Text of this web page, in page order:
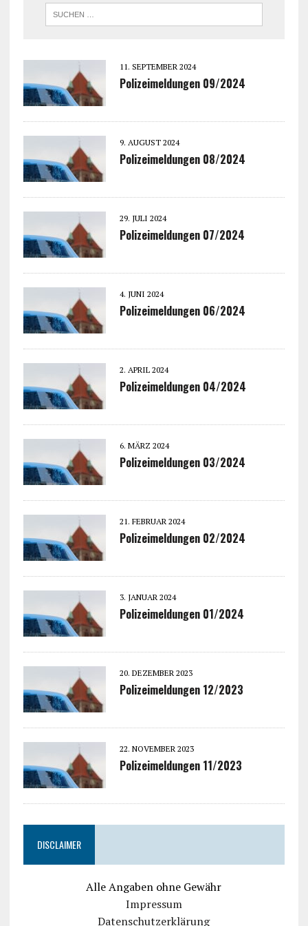
11. SEPTEMBER 2024
Polizeimeldungen 09/2024
9. AUGUST 2024
Polizeimeldungen 08/2024
29. JULI 2024
Polizeimeldungen 07/2024
4. JUNI 2024
Polizeimeldungen 06/2024
2. APRIL 2024
Polizeimeldungen 04/2024
6. MÄRZ 2024
Polizeimeldungen 03/2024
21. FEBRUAR 2024
Polizeimeldungen 02/2024
3. JANUAR 2024
Polizeimeldungen 01/2024
20. DEZEMBER 2023
Polizeimeldungen 12/2023
22. NOVEMBER 2023
Polizeimeldungen 11/2023
DISCLAIMER
Alle Angaben ohne Gewähr
Impressum
Datenschutzerklärung